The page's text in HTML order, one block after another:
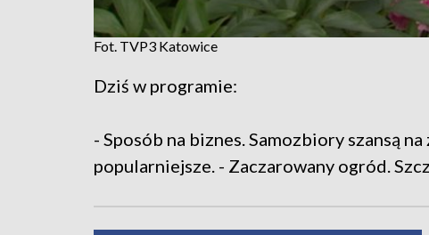
Fot. TVP3 Katowice
Dziś w programie:
- Sposób na biznes. Samozbiory szansą
popularniejsze. - Zaczarowany ogród.